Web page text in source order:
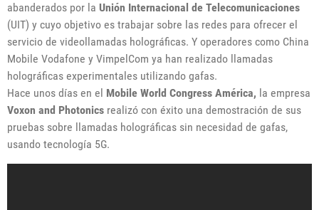
abanderados por la Unión Internacional de Telecomunicaciones
(UIT) y cuyo objetivo es trabajar sobre las redes para ofrecer el
servicio de videollamadas holográficas. Y operadores como China
Mobile Vodafone y VimpelCom ya han realizado llamadas
holográficas experimentales utilizando gafas.
Hace unos días en el Mobile World Congress América, la empresa
Voxon and Photonics realizó con éxito una demostración de sus
pruebas sobre llamadas holográficas sin necesidad de gafas,
usando tecnología 5G.